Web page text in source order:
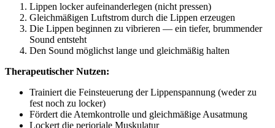
Lippen locker aufeinanderlegen (nicht pressen)
Gleichmäßigen Luftstrom durch die Lippen erzeugen
Die Lippen beginnen zu vibrieren — ein tiefer, brummender
Sound entsteht
Den Sound möglichst lange und gleichmäßig halten
Therapeutischer Nutzen:
Trainiert die Feinsteuerung der Lippenspannung (weder zu
fest noch zu locker)
Fördert die Atemkontrolle und gleichmäßige Ausatmung
Lockert die perioriale Muskulatur